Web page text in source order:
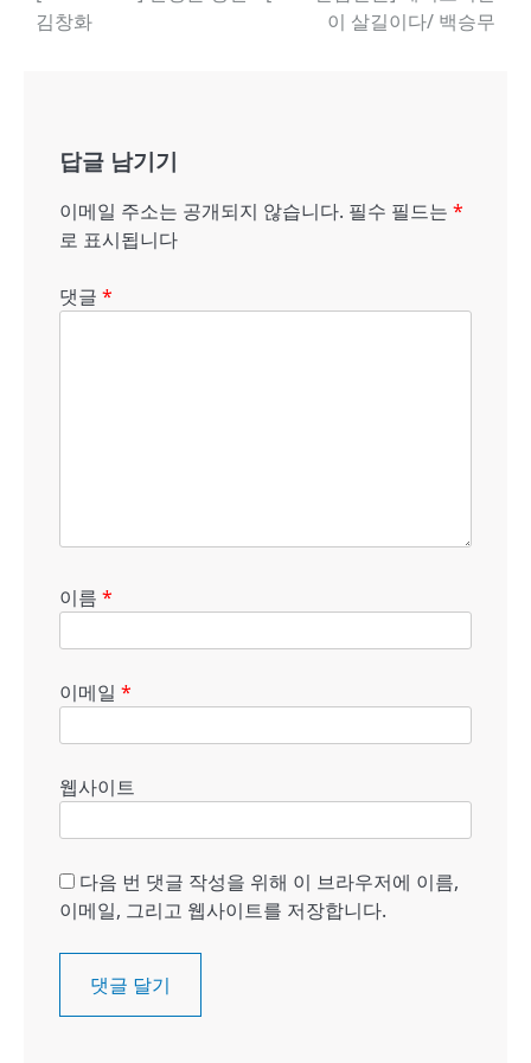
내
김창화
이 살길이다/ 백승무
답글 남기기
이메일 주소는 공개되지 않습니다. 필수 필드는 *
로 표시됩니다
댓글 *
이름 *
이메일 *
웹사이트
다음 번 댓글 작성을 위해 이 브라우저에 이름,
이메일, 그리고 웹사이트를 저장합니다.